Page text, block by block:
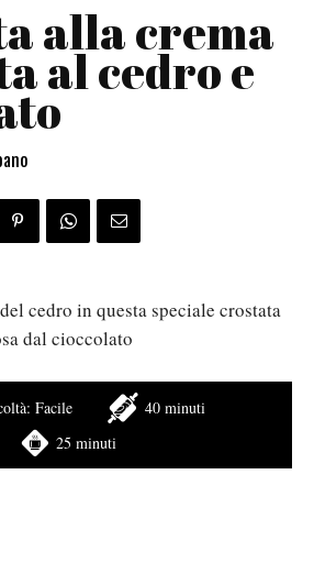
alla crema
al cedro e
cedro in questa speciale crostata
dal cioccolato
Facile
40 minuti
25 minuti